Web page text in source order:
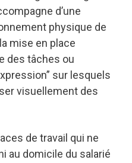
d’une
physique de
mise en place
des tâches ou
sur lesquels
visuellement des
de travail qui ne
au domicile du salarié